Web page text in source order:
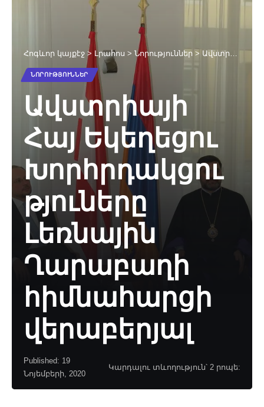
Հոգևոր կայքէջ > Լրահոս > Նորություններ > Ավստրիայի Հայ Եկեղեցու Խորհրդակցություները Լեռնային Ղարաբաղի հիմնահարցի վերաբերյալ
ՆՈՐՈՒԹՅՈՒՆՆԵՐ
Ավստրիայի
Հայ Եկեղեցու
Խորհրդակցու
թյուները
Լեռնային
Ղարաբաղի
հիմնահարցի
վերաբերյալ
Published: 19
Նոյեմբերի, 2020
Կարդալու տևողություն՝ 2 րոպե: